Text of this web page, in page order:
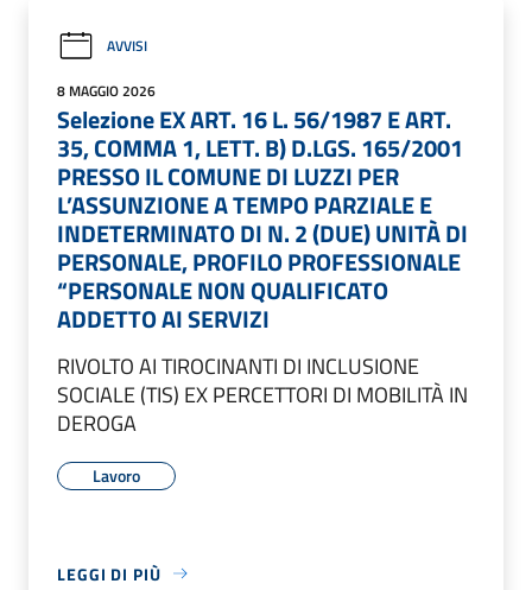
AVVISI
8 MAGGIO 2026
Selezione EX ART. 16 L. 56/1987 E ART.
35, COMMA 1, LETT. B) D.LGS. 165/2001
PRESSO IL COMUNE DI LUZZI PER
L’ASSUNZIONE A TEMPO PARZIALE E
INDETERMINATO DI N. 2 (DUE) UNITÀ DI
PERSONALE, PROFILO PROFESSIONALE
“PERSONALE NON QUALIFICATO
ADDETTO AI SERVIZI
RIVOLTO AI TIROCINANTI DI INCLUSIONE
SOCIALE (TIS) EX PERCETTORI DI MOBILITÀ IN
DEROGA
Lavoro
LEGGI DI PIÙ